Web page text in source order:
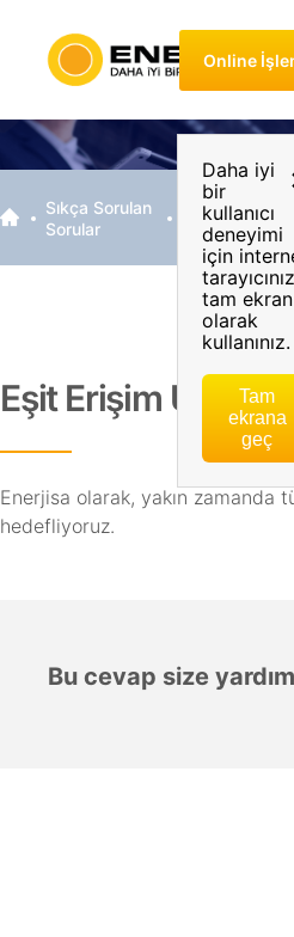
Daha iyi
bir
kullanıcı
deneyimi
için
tam ekran
olarak
kullanınız.
Tam
ekrana
geç
Online
Sıkça Sorulan
Sorular
Eşit Erişim
noktaya
Eşit Erişim
Enerjisa olarak, yakın zamanda
hedefliyoruz.
Bu cevap size